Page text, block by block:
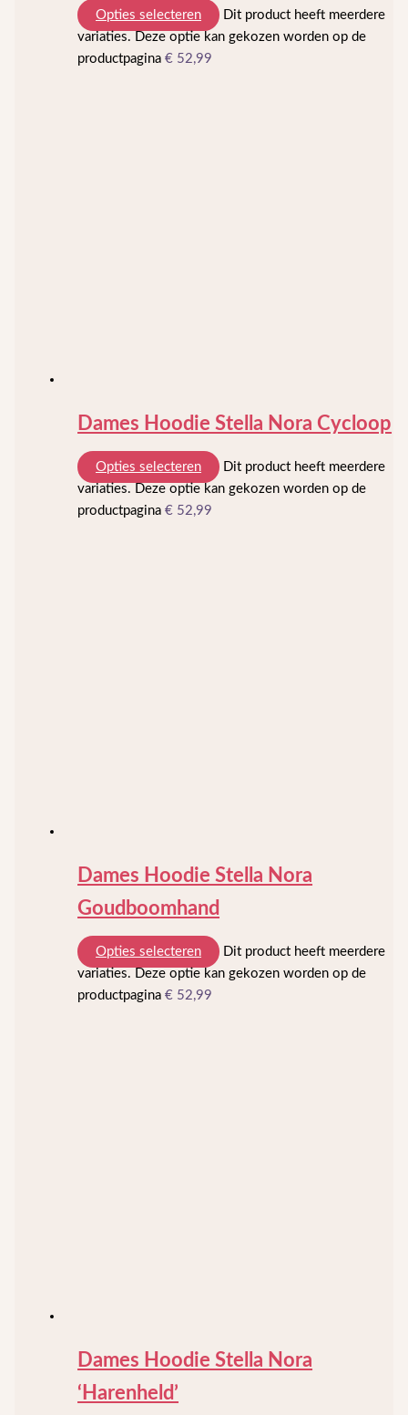
Opties selecteren
Dit product heeft meerdere
variaties. Deze optie kan gekozen worden op de
productpagina€ 52,99
Dames Hoodie Stella Nora Cycloop
Opties selecteren
Dit product heeft meerdere
variaties. Deze optie kan gekozen worden op de
productpagina€ 52,99
Dames Hoodie Stella Nora
Goudboomhand
Opties selecteren
Dit product heeft meerdere
variaties. Deze optie kan gekozen worden op de
productpagina€ 52,99
Dames Hoodie Stella Nora
‘Harenheld’